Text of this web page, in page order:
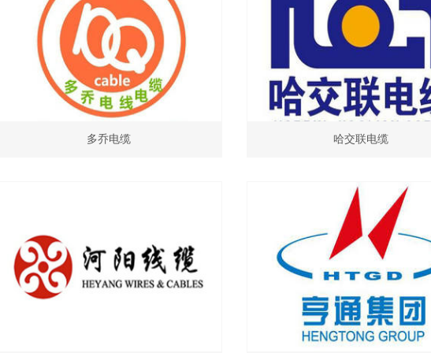
多乔电缆 哈交联电缆